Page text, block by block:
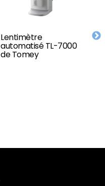
Lentimètre
automatisé TL-7000
de Tomey